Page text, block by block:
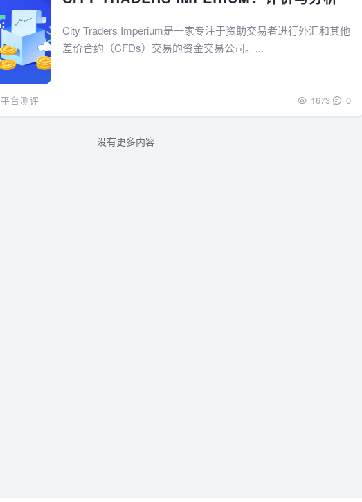
City Traders Imperium是一家专注于资助交易者进行外汇和其他
差价合约（CFDs）交易的资金交易公司。...
台测评 1673 0
没有更多内容